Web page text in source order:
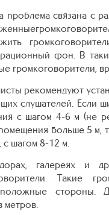
проблема связана с
фон. В
громкоговорители,
рекомендуют
слушателей. Если
с шагом 4-6 м (не
больше 5 м,
с шагом 8-12 м.
галереях и
Такие
стороны.
метров.